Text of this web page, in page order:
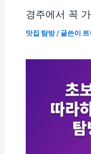
경주에서 꼭
맛집 탐방/ 글쓴이 트